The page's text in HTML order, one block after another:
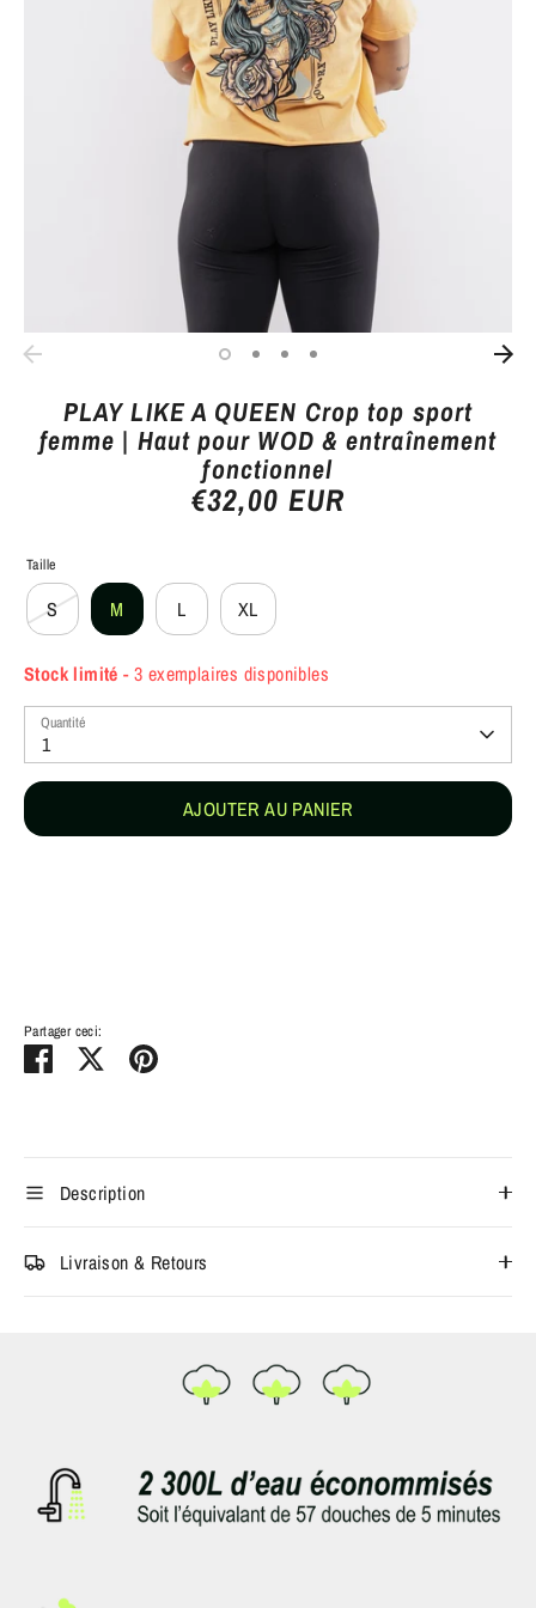
PLAY LIKE A QUEEN Crop top sport
femme | Haut pour WOD & entraînement
fonctionnel
€32,00 EUR
Taille
S M L XL
Stock limité - 3 exemplaires disponibles
Quantité
1
AJOUTER AU PANIER
Partager ceci:
Partager TweeterÉpingler
Description
Livraison & Retours